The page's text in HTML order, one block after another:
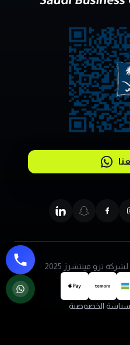
ترو فينتشرز 2025
سياسة الخصوصية